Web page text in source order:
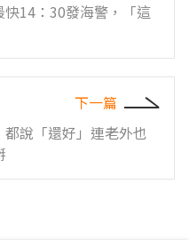
14：30發海警，「這
下一篇
說「還好」連老外也